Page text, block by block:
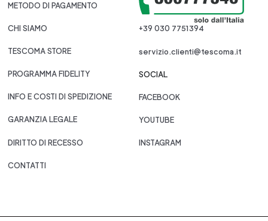
METODO DI PAGAMENTO
CHI SIAMO
TESCOMA STORE
PROGRAMMA FIDELITY
INFO E COSTI DI SPEDIZIONE
GARANZIA LEGALE
DIRITTO DI RECESSO
CONTATTI
+39 030 7751394
servizio.clienti@tescoma.it
SOCIAL
FACEBOOK
YOUTUBE
INSTAGRAM